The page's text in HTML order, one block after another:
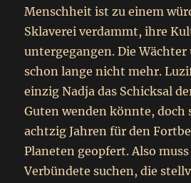
Menschheit ist zu einem
Sklaverei verdammt, ihre
untergegangen. Die Wächter
schon lange nicht mehr.
einzig Nadja das Schicksal
Guten wenden könnte, doch
achtzig Jahren für den
Planeten geopfert. Also muss
Verbündete suchen, die